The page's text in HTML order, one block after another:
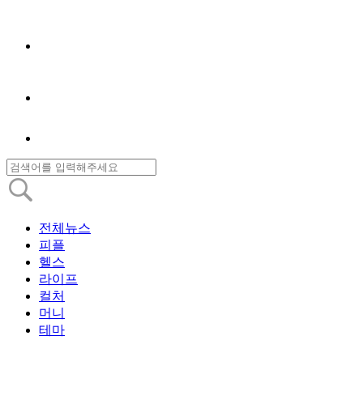
전체뉴스
피플
헬스
라이프
컬처
머니
테마